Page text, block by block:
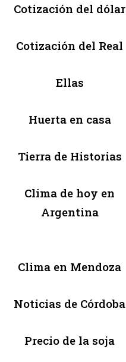
Cotización del dólar
Cotización del Real
Ellas
Huerta en casa
Tierra de Historias
Clima de hoy en
Argentina
Clima en Mendoza
Noticias de Córdoba
Precio de la soja